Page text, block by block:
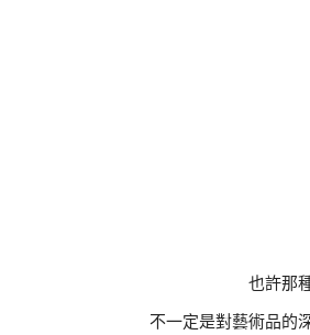
也許那
不一定是對藝術品的